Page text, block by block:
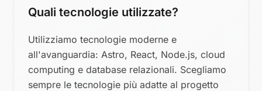
Quali tecnologie utilizzate?
Utilizziamo tecnologie moderne e
all'avanguardia: Astro, React, Node.js, cloud
computing e database relazionali. Scegliamo
sempre le tecnologie più adatte al progetto